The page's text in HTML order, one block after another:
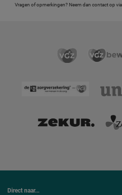
Vragen of opmerkingen? Neem dan contact op via
Direct naar...